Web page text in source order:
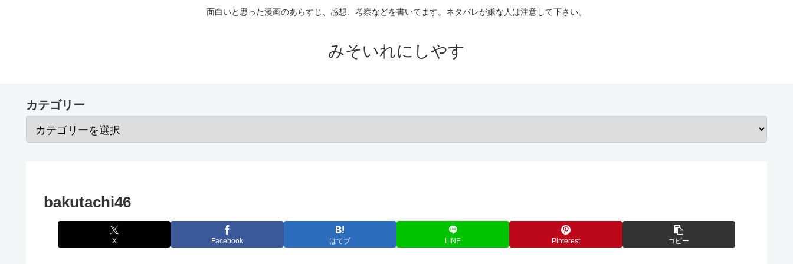
面白いと思った漫画のあらすじ、感想、考察などを書いてます。ネタバレが嫌な人は注意して下さい。
みそいれにしやす
カテゴリー
bakutachi46
X Facebook はてブ LINE Pinterest コピー